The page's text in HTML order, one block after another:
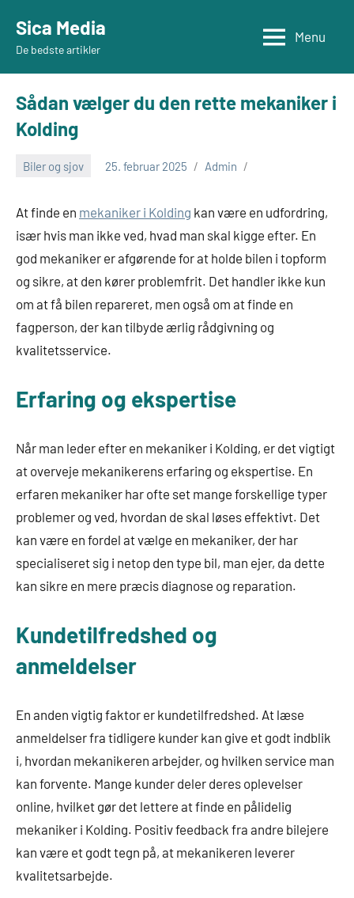
indhold
Sica Media
De bedste artikler
Menu
Sådan vælger du den rette mekaniker i
Kolding
Biler og sjov 25. februar 2025 Admin
At finde en mekaniker i Kolding kan være en udfordring,
især hvis man ikke ved, hvad man skal kigge efter. En
god mekaniker er afgørende for at holde bilen i topform
og sikre, at den kører problemfrit. Det handler ikke kun
om at få bilen repareret, men også om at finde en
fagperson, der kan tilbyde ærlig rådgivning og
kvalitetsservice.
Erfaring og ekspertise
Når man leder efter en mekaniker i Kolding, er det vigtigt
at overveje mekanikerens erfaring og ekspertise. En
erfaren mekaniker har ofte set mange forskellige typer
problemer og ved, hvordan de skal løses effektivt. Det
kan være en fordel at vælge en mekaniker, der har
specialiseret sig i netop den type bil, man ejer, da dette
kan sikre en mere præcis diagnose og reparation.
Kundetilfredshed og
anmeldelser
En anden vigtig faktor er kundetilfredshed. At læse
anmeldelser fra tidligere kunder kan give et godt indblik
i, hvordan mekanikeren arbejder, og hvilken service man
kan forvente. Mange kunder deler deres oplevelser
online, hvilket gør det lettere at finde en pålidelig
mekaniker i Kolding. Positiv feedback fra andre bilejere
kan være et godt tegn på, at mekanikeren leverer
kvalitetsarbejde.